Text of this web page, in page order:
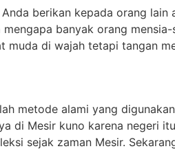
berikan kepada orang lain
banyak orang
muda di wajah tetapi tangan
metode alami yang
di Mesir kuno karena negeri
sejak zaman Mesir.